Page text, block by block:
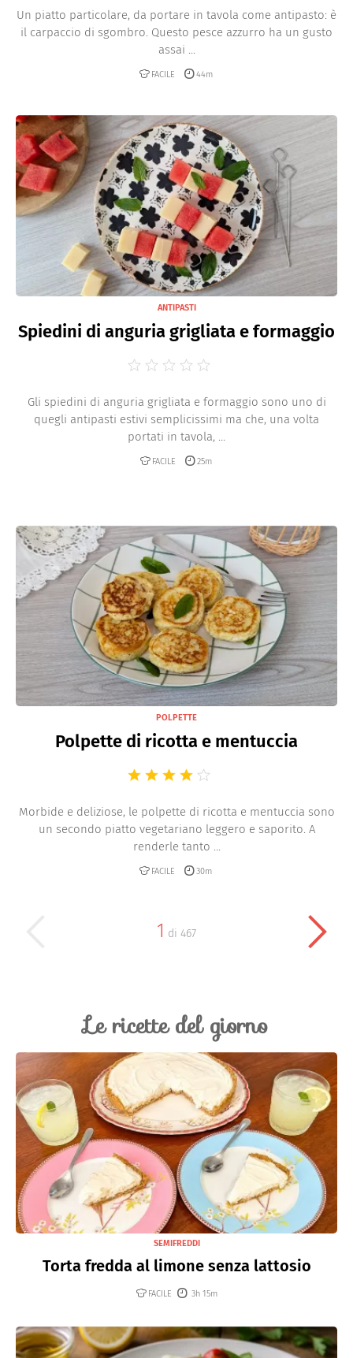
Un piatto particolare, da portare in tavola come antipasto: è
il carpaccio di sgombro. Questo pesce azzurro ha un gusto
assai ...
FACILE 44m
ANTIPASTI
Spiedini di anguria grigliata e formaggio
Gli spiedini di anguria grigliata e formaggio sono uno di
quegli antipasti estivi semplicissimi ma che, una volta
portati in tavola, ...
FACILE 25m
POLPETTE
Polpette di ricotta e mentuccia
Morbide e deliziose, le polpette di ricotta e mentuccia sono
un secondo piatto vegetariano leggero e saporito. A
renderle tanto ...
FACILE 30m
1 di 467
Le ricette del giorno
SEMIFREDDI
Torta fredda al limone senza lattosio
FACILE 3h 15m